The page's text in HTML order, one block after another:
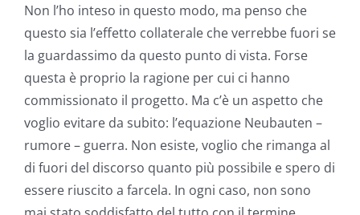
Non l’ho inteso in questo modo, ma penso che
questo sia l’effetto collaterale che verrebbe fuori se
la guardassimo da questo punto di vista. Forse
questa è proprio la ragione per cui ci hanno
commissionato il progetto. Ma c’è un aspetto che
voglio evitare da subito: l’equazione Neubauten –
rumore – guerra. Non esiste, voglio che rimanga al
di fuori del discorso quanto più possibile e spero di
essere riuscito a farcela. In ogni caso, non sono